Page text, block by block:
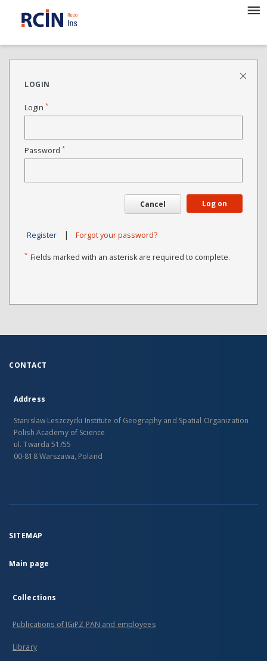
LOGIN
Login *
Password *
Cancel Log on
Register | Forgot your password?
* Fields marked with an asterisk are required to complete.
CONTACT
Address
Stanislaw Leszczycki Institute of Geography and Spatial Organization
Polish Academy of Science
ul. Twarda 51/55
00-818 Warszawa, Poland
SITEMAP
Main page
Collections
Publications of IGiPZ PAN and employees
Library